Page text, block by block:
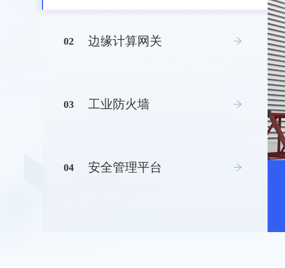
02 边缘计算网关
03 工业防火墙
04 安全管理平台